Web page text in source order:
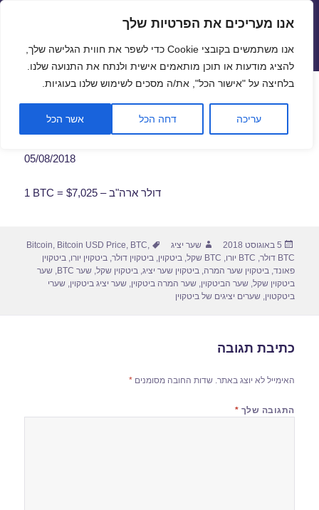
פתח
אנו מעריכים את הפרטיות שלך
אנו משתמשים בקובצי Cookie כדי לשפר את חווית הגלישה שלך,
להציג מודעות או תוכן מותאמים אישית ולנתח את התנועה שלנו.
בלחיצה על "אישור הכל", את/ה מסכים לשימוש שלנו בעוגיות.
עריכה דחה הכל אשר הכל
שערי חליפין יציגים – שער יציג
תפריטים
ווידג'טים
שער ביטקוין לתאריך 05/08/2018
05/08/2018
1 BTC = $7,025 – דולר ארה"ב
פורסם
בתאריך
5 באוגוסט 2018 מחבר
שער יציג תגיות Bitcoin, Bitcoin USD Price, BTC,
BTC דולר
, BTC יורו , BTC שקל ,ביטקוין,ביטקוין דולר,ביטקוין יורו,ביטקוין
פאונד,ביטקוין שער המרה,ביטקוין שער יציג,ביטקוין שקל,שער BTC ,שער
ביטקוין שקל,שער הביטקוין,שער המרה ביטקוין,שער יציג ביטקוין,שערי
ביטקטוין,שערים יציגים של ביטקוין
כתיבת תגובה
האימייל לא יוצג באתר. שדות החובה מסומנים*
התגובה שלך *